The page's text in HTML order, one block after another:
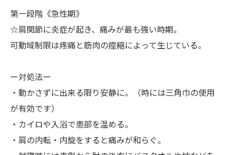
第一段階《急性期》
☆肩関節に炎症が起き、痛みが最も強い時期。
可動域制限は疼痛と筋肉の痙縮によって生じている。
ー対処法ー
・動かさずに出来る限り安静に。（時には三角巾の使用
が有効です）
・カイロや入浴で患部を温める。
・肩の内転・内旋をすると痛みが和らぐ。